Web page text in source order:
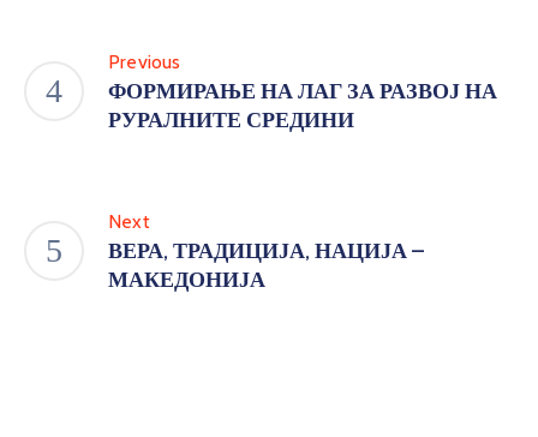
Previous
ФОРМИРАЊЕ НА ЛАГ ЗА РАЗВОЈ НА
РУРАЛНИТЕ СРЕДИНИ
Next
ВЕРА, ТРАДИЦИЈА, НАЦИЈА –
МАКЕДОНИЈА